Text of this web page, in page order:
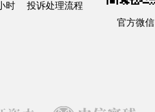
小时 投诉处理流程
官方微信